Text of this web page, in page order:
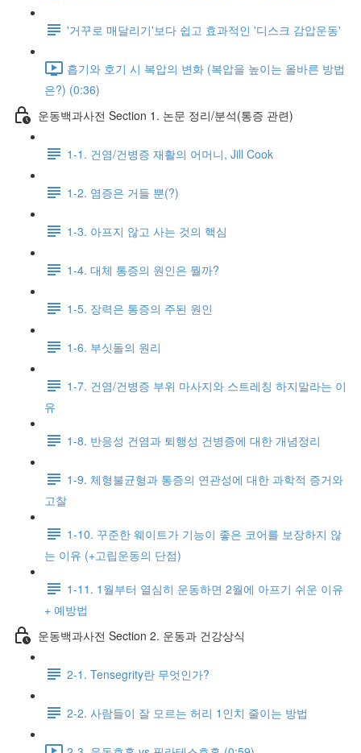
'거꾸로 매달리기'보다 쉽고 효과적인 '디스크 감압운동'
흡기와 호기 시 복압의 변화 (복압을 높이는 올바른 방법
은?) (0:36)
운동백과사전 Section 1. 논문 정리/분석(통증 관련)
1-1. 건염/건병증 재활의 어머니, Jill Cook
1-2. 염증은 거들 뿐(?)
1-3. 아프지 않고 사는 것의 핵심
1-4. 대체 통증의 원인은 뭘까?
1-5. 장력은 통증의 주된 원인
1-6. 부싯돌의 원리
1-7. 건염/건병증 부위 마사지와 스트레칭 하지말라는 이
유
1-8. 반응성 건염과 퇴행성 건병증에 대한 개념정리
1-9. 체형불균형과 통증의 연관성에 대한 과학적 증거와
고찰
1-10. 꾸준한 웨이트가 기능이 좋은 코어를 보장하지 않
는 이유 (+고립운동의 단점)
1-11. 1월부터 열심히 운동하면 2월에 아프기 쉬운 이유
+ 예방법
운동백과사전 Section 2. 운동과 건강상식
2-1. Tensegrity란 무엇인가?
2-2. 사람들이 잘 모르는 허리 1인치 줄이는 방법